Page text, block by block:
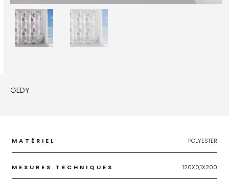
GEDY
MATÉRIEL POLYESTER
MESURES TECHNIQUES 120X0,1X200